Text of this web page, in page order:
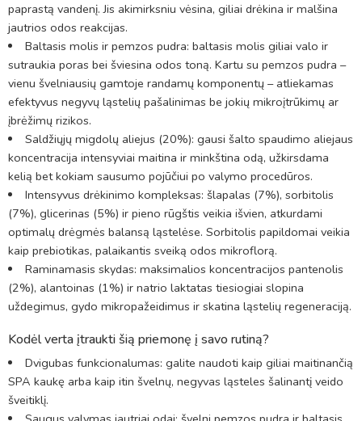
paprastą vandenį. Jis akimirksniu vėsina, giliai drėkina ir malšina
jautrios odos reakcijas.
Baltasis molis ir pemzos pudra: baltasis molis giliai valo ir
sutraukia poras bei šviesina odos toną. Kartu su pemzos pudra –
vienu švelniausių gamtoje randamų komponentų – atliekamas
efektyvus negyvų ląstelių pašalinimas be jokių mikroįtrūkimų ar
įbrėžimų rizikos.
Saldžiųjų migdolų aliejus (20%): gausi šalto spaudimo aliejaus
koncentracija intensyviai maitina ir minkština odą, užkirsdama
kelią bet kokiam sausumo pojūčiui po valymo procedūros.
Intensyvus drėkinimo kompleksas: šlapalas (7%), sorbitolis
(7%), glicerinas (5%) ir pieno rūgštis veikia išvien, atkurdami
optimalų drėgmės balansą ląstelėse. Sorbitolis papildomai veikia
kaip prebiotikas, palaikantis sveiką odos mikroflorą.
Raminamasis skydas: maksimalios koncentracijos pantenolis
(2%), alantoinas (1%) ir natrio laktatas tiesiogiai slopina
uždegimus, gydo mikropažeidimus ir skatina ląstelių regeneraciją.
Kodėl verta įtraukti šią priemonę į savo rutiną?
Dvigubas funkcionalumas: galite naudoti kaip giliai maitinančią
SPA kaukę arba kaip itin švelnų, negyvas ląsteles šalinantį veido
šveitiklį.